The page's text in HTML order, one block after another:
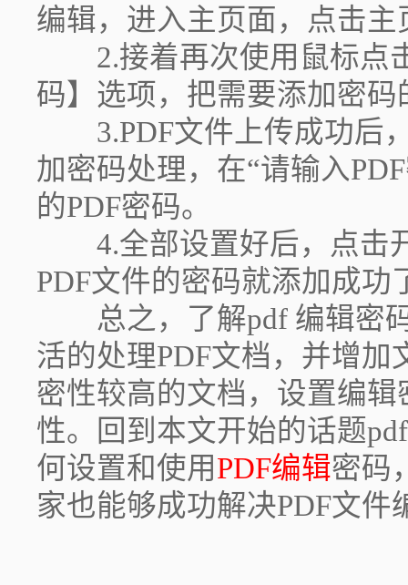
编辑，进入主页面，点击
2.接着再次使用鼠标点
码】选项，把需要添加密
3.PDF文件上传成功后
加密码处理，在“请输入
的PDF密码。
4.全部设置好后，点击
PDF文件的密码就添加成功
总之，了解pdf 编辑密码
活的处理PDF文档，并增
密性较高的文档，设置编
性。回到本文开始的话题
何设置和使用PDF编辑密码
家也能够成功解决PDF文件